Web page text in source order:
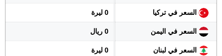
السعر في تركيا 0 ليرة
السعر في اليمن 0 ريال
السعر في لبنان 0 ليرة